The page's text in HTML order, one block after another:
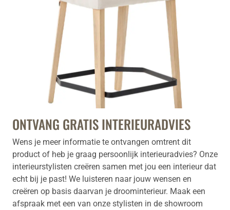
ONTVANG GRATIS INTERIEURADVIES
Wens je meer informatie te ontvangen omtrent dit
product of heb je graag persoonlijk interieuradvies? Onze
interieurstylisten creëren samen met jou een interieur dat
echt bij je past! We luisteren naar jouw wensen en
creëren op basis daarvan je droominterieur. Maak een
afspraak met een van onze stylisten in de showroom